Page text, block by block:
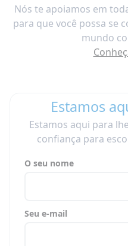
Nós te apoiamos em
para que você possa se
mundo
Estamos
Estamos aqui para
confiança para
O seu nome
Seu e-mail